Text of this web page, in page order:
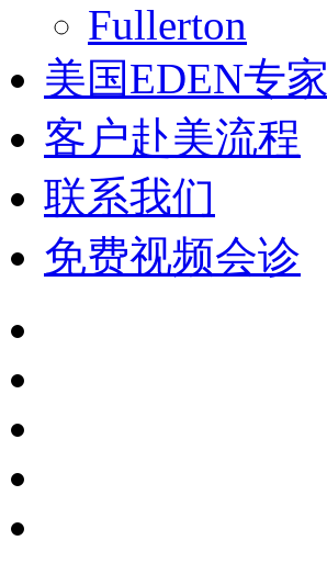
Fullerton
美国EDEN专家
客户赴美流程
联系我们
免费视频会诊